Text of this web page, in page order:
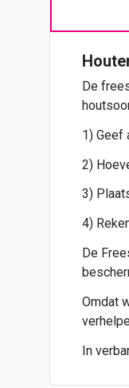
De
1) Geef
2)
3)
4)
De
Omdat
In